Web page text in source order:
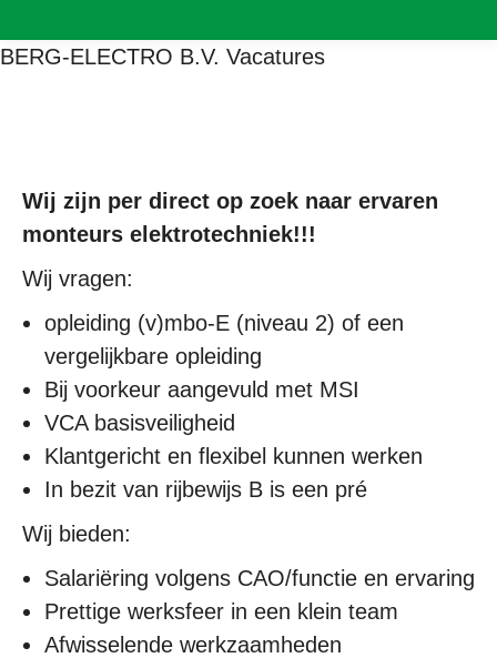
BERG-ELECTRO B.V. Vacatures
Wij zijn per direct op zoek naar ervaren
monteurs elektrotechniek!!!
Wij vragen:
opleiding (v)mbo-E (niveau 2) of een
vergelijkbare opleiding
Bij voorkeur aangevuld met MSI
VCA basisveiligheid
Klantgericht en flexibel kunnen werken
In bezit van rijbewijs B is een pré
Wij bieden:
Salariëring volgens CAO/functie en ervaring
Prettige werksfeer in een klein team
Afwisselende werkzaamheden